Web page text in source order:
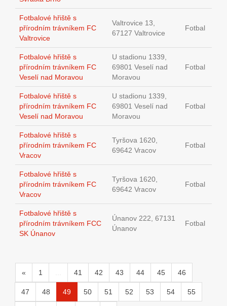
Fotbalové hřiště s
přírodním trávníkem FC
Valtrovice
Valtrovice 13,
67127 Valtrovice
Fotbal
Fotbalové hřiště s
přírodním trávníkem FC
Veselí nad Moravou
U stadionu 1339,
69801 Veselí nad
Moravou
Fotbal
Fotbalové hřiště s
přírodním trávníkem FC
Veselí nad Moravou
U stadionu 1339,
69801 Veselí nad
Moravou
Fotbal
Fotbalové hřiště s
přírodním trávníkem FC
Vracov
Tyršova 1620,
69642 Vracov
Fotbal
Fotbalové hřiště s
přírodním trávníkem FC
Vracov
Tyršova 1620,
69642 Vracov
Fotbal
Fotbalové hřiště s
přírodním trávníkem FCC
SK Únanov
Únanov 222, 67131
Únanov
Fotbal
« 1 ... 41 42 43 44 45 46
47 48 49 50 51 52 53 54 55